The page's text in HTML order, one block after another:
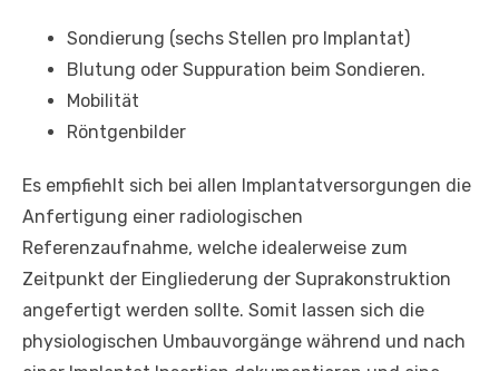
Sondierung (sechs Stellen pro Implantat)
Blutung oder Suppuration beim Sondieren.
Mobilität
Röntgenbilder
Es empfiehlt sich bei allen Implantatversorgungen die
Anfertigung einer radiologischen
Referenzaufnahme, welche idealerweise zum
Zeitpunkt der Eingliederung der Suprakonstruktion
angefertigt werden sollte. Somit lassen sich die
physiologischen Umbauvorgänge während und nach